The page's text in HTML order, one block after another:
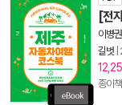
[전
이병권
길벗
종이